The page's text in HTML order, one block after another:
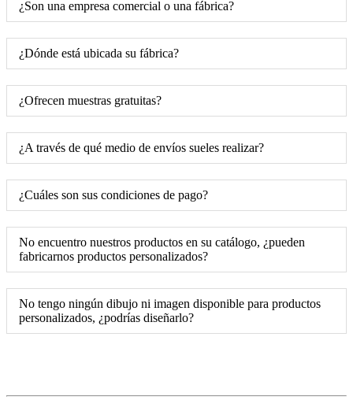
¿Son una empresa comercial o una fábrica?
¿Dónde está ubicada su fábrica?
¿Ofrecen muestras gratuitas?
¿A través de qué medio de envíos sueles realizar?
¿Cuáles son sus condiciones de pago?
No encuentro nuestros productos en su catálogo, ¿pueden
fabricarnos productos personalizados?
No tengo ningún dibujo ni imagen disponible para productos
personalizados, ¿podrías diseñarlo?